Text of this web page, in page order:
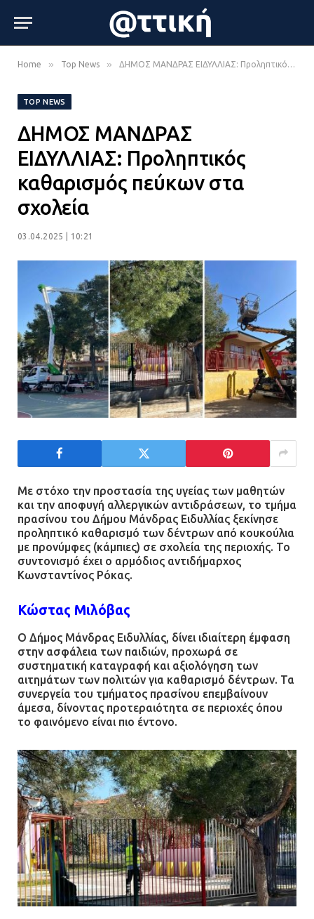
Home » Top News » ΔΗΜΟΣ ΜΑΝΔΡΑΣ ΕΙΔΥΛΛΙΑΣ: Προληπτικός καθαρισμός πεύκων στα σχολεία
TOP NEWS
ΔΗΜΟΣ ΜΑΝΔΡΑΣ
ΕΙΔΥΛΛΙΑΣ: Προληπτικός
καθαρισμός πεύκων στα
σχολεία
03.04.2025 | 10:21
Με στόχο την προστασία της υγείας των μαθητών
και την αποφυγή αλλεργικών αντιδράσεων, το τμήμα
πρασίνου του Δήμου Μάνδρας Ειδυλλίας ξεκίνησε
προληπτικό καθαρισμό των δέντρων από κουκούλια
με προνύμφες (κάμπιες) σε σχολεία της περιοχής. Το
συντονισμό έχει ο αρμόδιος αντιδήμαρχος
Κωνσταντίνος Ρόκας.
Κώστας Μιλόβας
Ο Δήμος Μάνδρας Ειδυλλίας, δίνει ιδιαίτερη έμφαση
στην ασφάλεια των παιδιών, προχωρά σε
συστηματική καταγραφή και αξιολόγηση των
αιτημάτων των πολιτών για καθαρισμό δέντρων. Τα
συνεργεία του τμήματος πρασίνου επεμβαίνουν
άμεσα, δίνοντας προτεραιότητα σε περιοχές όπου
το φαινόμενο είναι πιο έντονο.